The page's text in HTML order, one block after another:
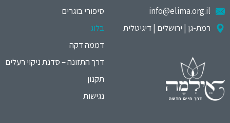
info@elima.org.il
רמת-גן | ירושלים | דיגיטלית
סיפורי בוגרים
בלוג
דממה דקה
דרך התזונה – סדנת ניקוי רעלים
תקנון
נגישות